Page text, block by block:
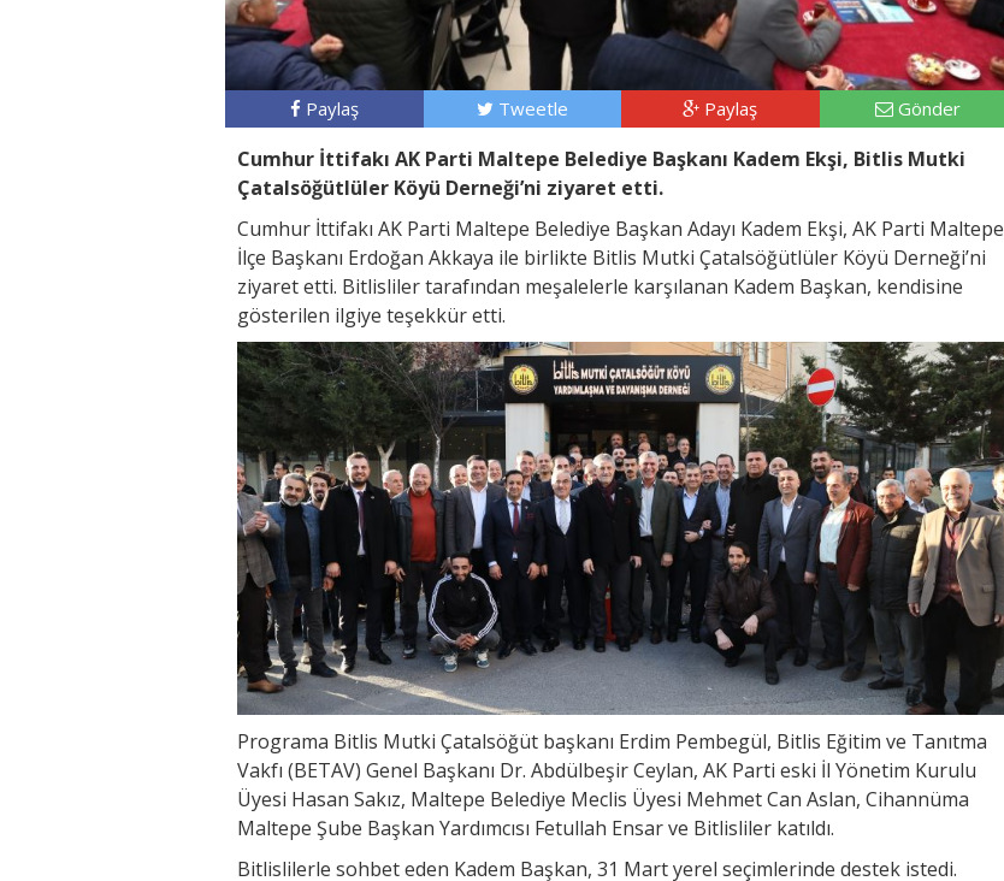
Paylaş Tweetle Paylaş Gönder
Cumhur İttifakı AK Parti Maltepe Belediye Başkanı Kadem Ekşi, Bitlis Mutki
Çatalsöğütlüler Köyü Derneği’ni ziyaret etti.
Cumhur İttifakı AK Parti Maltepe Belediye Başkan Adayı Kadem Ekşi, AK Parti Maltepe
İlçe Başkanı Erdoğan Akkaya ile birlikte Bitlis Mutki Çatalsöğütlüler Köyü Derneği’ni
ziyaret etti. Bitlisliler tarafından meşalelerle karşılanan Kadem Başkan, kendisine
gösterilen ilgiye teşekkür etti.
Programa Bitlis Mutki Çatalsöğüt başkanı Erdim Pembegül, Bitlis Eğitim ve Tanıtma
Vakfı (BETAV) Genel Başkanı Dr. Abdülbeşir Ceylan, AK Parti eski İl Yönetim Kurulu
Üyesi Hasan Sakız, Maltepe Belediye Meclis Üyesi Mehmet Can Aslan, Cihannüma
Maltepe Şube Başkan Yardımcısı Fetullah Ensar ve Bitlisliler katıldı.
Bitlislilerle sohbet eden Kadem Başkan, 31 Mart yerel seçimlerinde destek istedi.